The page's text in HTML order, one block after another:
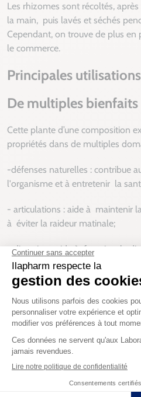
Les rhizomes sont récoltés,
la main, puis lavés et séchés
Cependant, on trouve de plus en
le commerce.
Principales utilisations
De multiples
Cette plante d’une composition
propriétés dans de multiples
-défenses naturelles : contribue
l'organisme et à entretenir la
- articulations : aide à maintenir
à éviter la raideur matinale;
- digestion : aide à favoriser la
- tonus : contribue à
- glycémie: maintient destaux
que l'on retrouve dans notre
de la glycémie.
Chaque effet bénéfique dépend
et spécifique. Chacun de nos
dosage que vous retrouvez dans